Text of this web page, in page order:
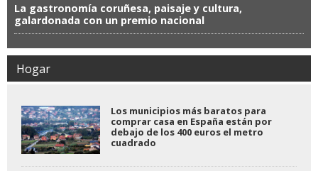
La gastronomía coruñesa, paisaje y cultura,
galardonada con un premio nacional
Hogar
Los municipios más baratos para
comprar casa en España están por
debajo de los 400 euros el metro
cuadrado